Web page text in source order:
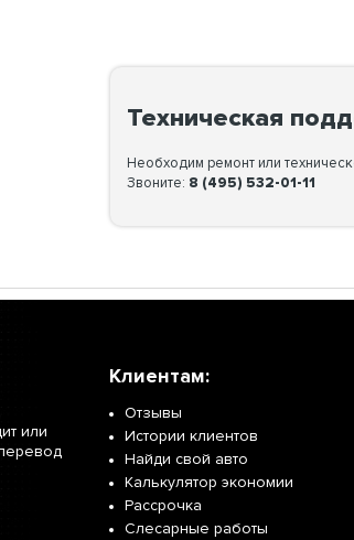
Техническая
Необходим ремонт или
Звоните: 8 (495) 532-01-11
или
Клиентам:
Отзывы
Истории клиентов
Найди свой авто
Калькулятор экономии
Рассрочка
Слесарные работы